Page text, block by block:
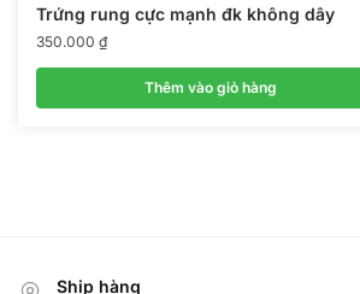
Trứng rung cực mạnh đk không dây
350.000 ₫
Thêm vào giỏ hàng
Ship hàng